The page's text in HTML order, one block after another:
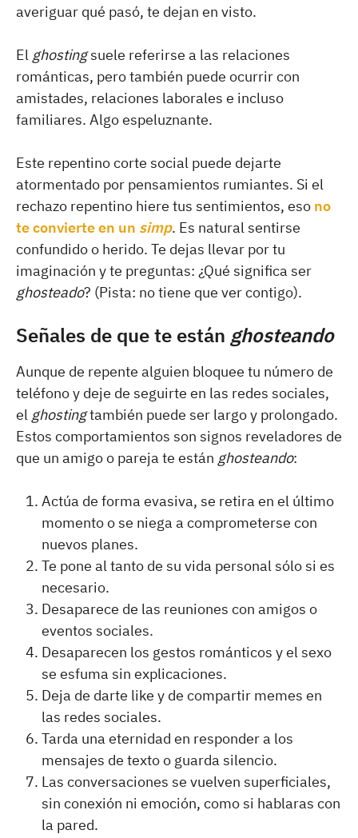
averiguar qué pasó, te dejan en visto.
El ghostingsuele referirse a las relaciones
románticas, pero también puede ocurrir con
amistades, relaciones laborales e incluso
familiares. Algo espeluznante.
Este repentino corte social puede dejarte
atormentado por pensamientos rumiantes. Si el
rechazo repentino hiere tus sentimientos, eso no
te convierte en un simp. Es natural sentirse
confundido o herido. Te dejas llevar por tu
imaginación y te preguntas: ¿Qué significa ser
ghosteado? (Pista: no tiene que ver contigo).
Señales de que te están ghosteando
Aunque de repente alguien bloquee tu número de
teléfono y deje de seguirte en las redes sociales,
el ghostingtambién puede ser largo y prolongado.
Estos comportamientos son signos reveladores de
que un amigo o pareja te están ghosteando:
Actúa de forma evasiva, se retira en el último
momento o se niega a comprometerse con
nuevos planes.
Te pone al tanto de su vida personal sólo si es
necesario.
Desaparece de las reuniones con amigos o
eventos sociales.
Desaparecen los gestos románticos y el sexo
se esfuma sin explicaciones.
Deja de darte like y de compartir memes en
las redes sociales.
Tarda una eternidad en responder a los
mensajes de texto o guarda silencio.
Las conversaciones se vuelven superficiales,
sin conexión ni emoción, como si hablaras con
la pared.